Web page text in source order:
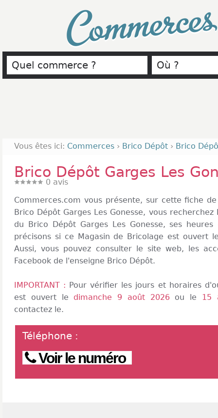
Vous êtes ici: Commerces › Brico Dépôt › Brico
Brico Dépôt Garges Les
0 avis
Commerces.com vous présente, sur cette fiche
Brico Dépôt Garges Les Gonesse, vous
du Brico Dépôt Garges Les Gonesse, ses
précisons si ce Magasin de Bricolage est ouvert
Aussi, vous pouvez consulter le site web, les
Facebook de l'enseigne Brico Dépôt.
IMPORTANT : Pour vérifier les jours et horaires
est ouvert le dimanche 9 août 2026ou le 15
contactez le.
Téléphone :
Voir le numéro